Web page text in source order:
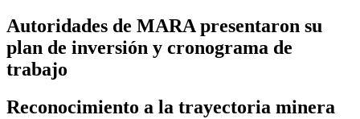
Autoridades de MARA presentaron su
plan de inversión y cronograma de
trabajo
Reconocimiento a la trayectoria minera